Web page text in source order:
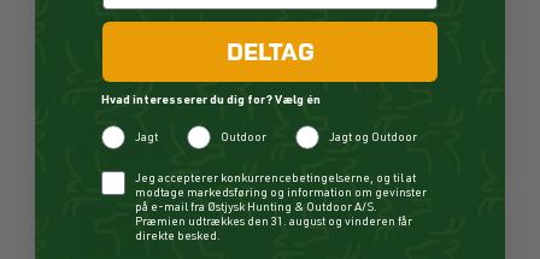
Haglöfs Ridge GTX Mid Støvle Women True Black
564,50 DKK
FØR 1.129,00 DKK SPAR 564,50 DKK
DELTAG
Hvad interesserer du dig for? Vælg én
Jagt Outdoor Jagt og Outdoor
CheckboxJeg accepterer konkurrencebetingelserne, og til at
modtage markedsføring og information om gevinster
på e-mail fra Østjysk Hunting & Outdoor A/S.
Præmien udtrækkes den 31. august og vinderen får
direkte besked.